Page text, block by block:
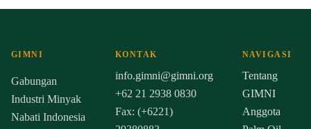
GIMNI
Gabungan
Industri Minyak
Nabati Indonesia
KONTAK
info.gimni@gimni.org
+62 21 2938 0830
Fax: (+6221)
NAVIGASI
Tentang
GIMNI
Anggota